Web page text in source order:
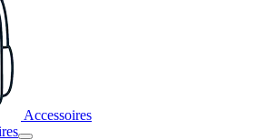
Accessoires